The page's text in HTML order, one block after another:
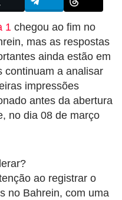
1 chegou ao fim no
mas as respostas
ainda estão em
continuam a analisar
impressões
antes da abertura
no dia 08 de março
ao registrar o
no Bahrein, com uma